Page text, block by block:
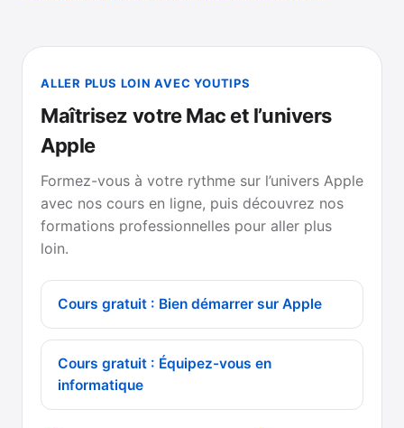
ALLER PLUS LOIN AVEC YOUTIPS
Maîtrisez votre Mac et l’univers
Apple
Formez-vous à votre rythme sur l’univers Apple
avec nos cours en ligne, puis découvrez nos
formations professionnelles pour aller plus
loin.
Cours gratuit : Bien démarrer sur Apple
Cours gratuit : Équipez-vous en
informatique